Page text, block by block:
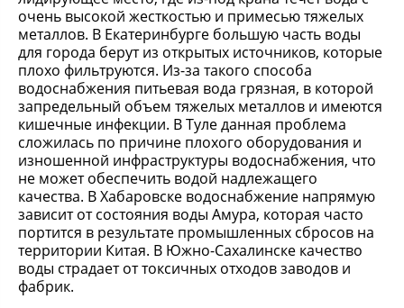
очень высокой жесткостью и примесью тяжелых
металлов. В Екатеринбурге большую часть воды
для города берут из открытых источников, которые
плохо фильтруются. Из-за такого способа
водоснабжения питьевая вода грязная, в которой
запредельный объем тяжелых металлов и имеются
кишечные инфекции. В Туле данная проблема
сложилась по причине плохого оборудования и
изношенной инфраструктуры водоснабжения, что
не может обеспечить водой надлежащего
качества. В Хабаровске водоснабжение напрямую
зависит от состояния воды Амура, которая часто
портится в результате промышленных сбросов на
территории Китая. В Южно-Сахалинске качество
воды страдает от токсичных отходов заводов и
фабрик.